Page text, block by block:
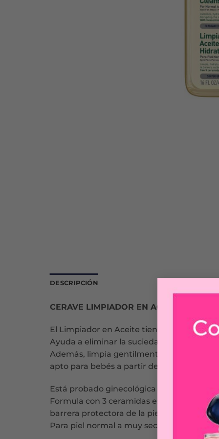
DESCRIPCIÓN
CERAVE LIMPIADOR EN ACEITE
El Limpiador en Aceite tiene una textura
Ayuda a eliminar la suciedad y el exceso
Además, limpia gentilmente mientras
apto para bebés a partir de 1 mes, niños y
Está probado ginecológica y
Formula con 3 ceramidas esenciales,
barrera protectora de la piel, mientras la
Para piel normal a muy seca o con